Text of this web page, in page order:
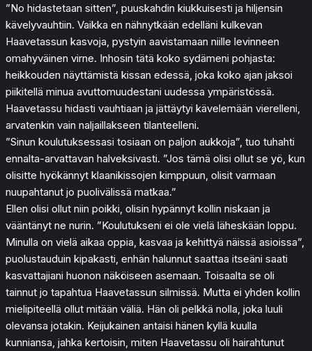
”No hidastetaan sitten”, puuskahdin kiukkuisesti ja hiljensin
kävelyvauhtiin. Vaikka en nähnytkään edelläni kulkevan
Haavetassun kasvoja, pystyin aavistamaan niille levinneen
omahyväinen virne. Inhosin tätä koko sydämeni pohjasta:
heikkouden näyttämistä kissan edessä, joka koko ajan jaksoi
piikitellä minua avuttomuudestani uudessa ympäristössä.
Haavetassu hidasti vauhtiaan ja jättäytyi kävelemään vierelleni,
arvatenkin vain naljaillakseen tilanteelleni.
”Sinun koulutuksessasi tosiaan on paljon aukkoja”, tuo tuhahti
ennalta-arvattavan halveksivasti. ”Jos tämä olisi ollut se yö, kun
olisitte hyökännyt klaanikissojen kimppuun, olisit varmaan
nuupahtanut jo puolivälissä matkaa.”
Ellen olisi ollut niin poikki, olisin hypännyt kollin niskaan ja
vääntänyt ne nurin. ”Koulutukseni ei ole vielä läheskään loppu.
Minulla on vielä aikaa oppia, kasvaa ja kehittyä näissä asioissa”,
puolustauduin kipakasti, enhän halunnut saattaa itseäni saati
kasvattajiani huonon näköiseen asemaan. Toisaalta se oli
tainnut jo tapahtua Haavetassun silmissä. Mutta ei yhden kollin
mielipiteellä ollut mitään väliä. Hän oli pelkkä nolla, joka luuli
olevansa jotakin. Keijukainen antaisi hänen kyllä kuulla
kunniansa, jahka kertoisin, miten Haavetassu oli hairahtunut